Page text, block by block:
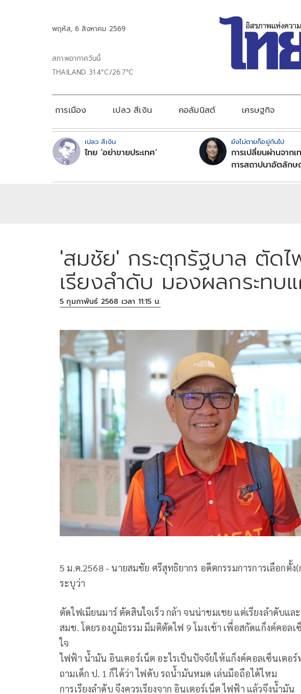
พฤหัส, 6 สิงหาคม 2569
สภาพอากาศวันนี้
THAILAND 31.4°C/26.7°C
การเมือง เปลว สีเงิน คอลัมนิสต์ เศรษฐกิจ
เปลว สีเงิน
ไทย ‘อย่าขายประเทศ’
ยังไม่ตายก็อยู่กันไป
การเปลี่ยนผ่านจากเ
การสถาปนาอัตลักษ
'สมชัย' กระตุกรัฐบาล ตัดไ
เรียงลำดับ มองผลกระทบ
5 กุมภาพันธ์ 2568 เวลา 11:15 น.
5 ม.ค.2568 - นายสมชัย ศรีสุทธิยากร อดีตกรรมการการเลือกตั้
ระบุว่า
ตัดไฟเมียนมาร์ ตัดสินใจเร็ว กล้า จนน่าชมเชย แต่เรียงลำดับแ
สมช. โดยรองภูมิธรรม มีมติตัดไฟ 9 โมงเช้า เพื่อสกัดแก็งค์คอล
ใจ
ไฟฟ้า น้ำมัน อินเตอร์เน็ต อะไรเป็นปัจจัยให้แก็งค์คอลเซ็นเตอร์
ถามเด็ก ป. 1 ก็ได้ว่า ไฟดับ รถน้ำมันหมด เล่นมือถือได้ไหม
การเรียงลำดับ จึงควรเรียงจาก อินเตอร์เน็ต ไฟฟ้า แล้วจึงน้ำมัน